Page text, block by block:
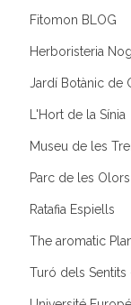
Fitomon BLOG
Herboristeria
Jardí Botànic de
L'Hort de la Sínia
Museu de les
Parc de les Olors
Ratafia Espiells
The aromatic
Turó dels Sentits